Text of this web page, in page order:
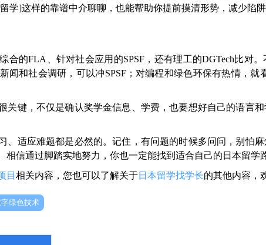
学]这样的靠谱中介聊聊，也能帮助你提前摸清形势，减少陷阱
合的FLA、针对社会应用的SPSF，还有理工的DGTech比对
闻和社会调研，可以冲SPSF；对编程和绿色环保有热情，就
关键，不仅是确认奖学金信息、学费，也要想好自己的语言
、适应难题都是必然的。记住，有问题的时候多问问，别怕
相信通过脚踏实地努力，你也一定能找到适合自己的日本留学
目 相关内容，您也可以了解关于日本留学找学长的其他内容，
绿色技术